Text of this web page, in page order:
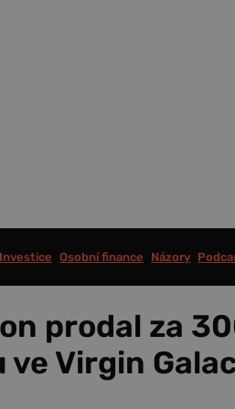
Investice Osobní finance Názory
prodal za
ve Virgin